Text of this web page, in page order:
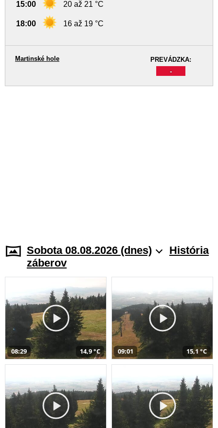
15:00 20 až 21 °C
18:00 16 až 19 °C
PREVÁDZKA:
-
Martinské hole
Sobota 08.08.2026 (dnes)
História
záberov
08:29 14,9 °C 09:01 15,1 °C